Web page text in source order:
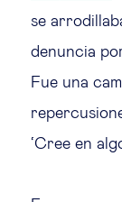
se
denuncia
Fue una
‘Cree en